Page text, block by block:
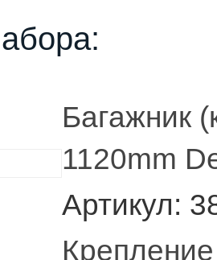
Багажник
1120mm
Артикул: